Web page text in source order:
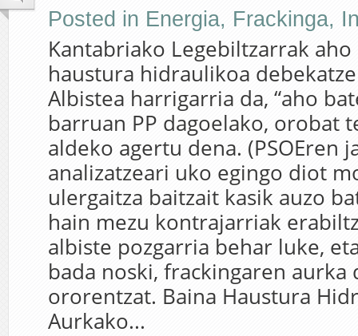
Posted in Energia, Frackinga,
Kantabriako Legebiltzarrak
haustura hidraulikoa
Albistea harrigarria da, “aho
barruan PP dagoelako, orobat
aldeko agertu dena. (PSOEren
analizatzeari uko egingo diot
ulergaitza baitzait kasik auzo
hain mezu kontrajarriak
albiste pozgarria behar luke,
bada noski, frackingaren aurka
ororentzat. Baina Haustura
Aurkako...